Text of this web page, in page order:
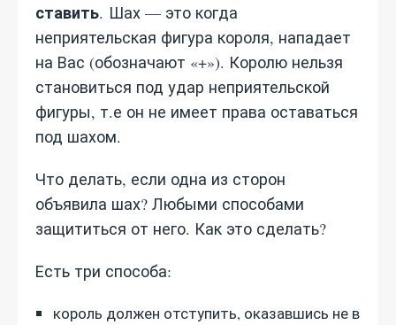
ставить. Шах — это когда
неприятельская фигура короля, нападает
на Вас (обозначают «+»). Королю нельзя
становиться под удар неприятельской
фигуры, т.е он не имеет права оставаться
под шахом.
Что делать, если одна из сторон
объявила шах? Любыми способами
защититься от него. Как это сделать?
Есть три способа:
король должен отступить, оказавшись не в